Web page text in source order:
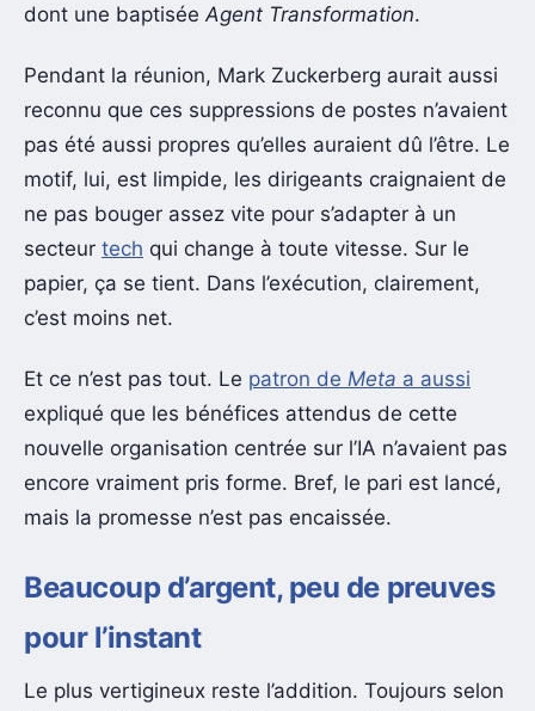
dont une baptisée Agent Transformation.
Pendant la réunion, Mark Zuckerberg aurait aussi
reconnu que ces suppressions de postes n’avaient
pas été aussi propres qu’elles auraient dû l’être. Le
motif, lui, est limpide, les dirigeants craignaient de
ne pas bouger assez vite pour s’adapter à un
secteur tech qui change à toute vitesse. Sur le
papier, ça se tient. Dans l’exécution, clairement,
c’est moins net.
Et ce n’est pas tout. Le patron de Meta a aussi
expliqué que les bénéfices attendus de cette
nouvelle organisation centrée sur l’IA n’avaient pas
encore vraiment pris forme. Bref, le pari est lancé,
mais la promesse n’est pas encaissée.
Beaucoup d’argent, peu de preuves
pour l’instant
Le plus vertigineux reste l’addition. Toujours selon